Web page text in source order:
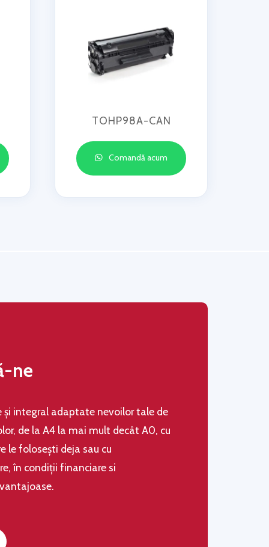
TOHP98A-CAN
Comandă acum
ne
integral adaptate nevoilor tale de
de la A4 la mai mult decât A0, cu
le folosești deja sau cu
în condiţii financiare si